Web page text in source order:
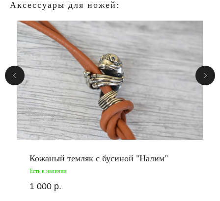
Аксессуары для ножей:
Кожаный темляк с бусиной "Налим"
Есть в наличии
1 000 р.